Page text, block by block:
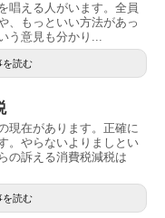
唱える人がいます。全員
、もっといい方法があっ
う意見も分かり...
を読む
現在があります。正確に
。やらないよりましとい
の訴える消費税減税は
を読む